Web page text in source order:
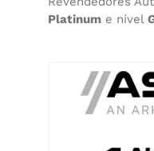
Platinum e nível